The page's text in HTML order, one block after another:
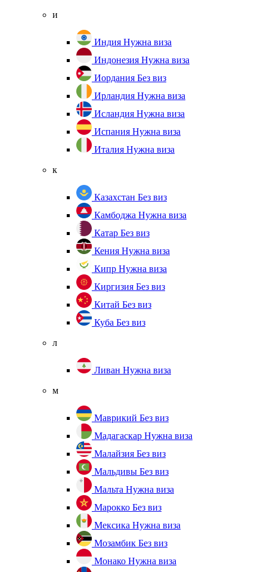
и
Индия Нужна виза
Индонезия Нужна виза
Иордания Без виз
Ирландия Нужна виза
Исландия Нужна виза
Испания Нужна виза
Италия Нужна виза
к
Казахстан Без виз
Камбоджа Нужна виза
Катар Без виз
Кения Нужна виза
Кипр Нужна виза
Киргизия Без виз
Китай Без виз
Куба Без виз
л
Ливан Нужна виза
м
Маврикий Без виз
Мадагаскар Нужна виза
Малайзия Без виз
Мальдивы Без виз
Мальта Нужна виза
Марокко Без виз
Мексика Нужна виза
Мозамбик Без виз
Монако Нужна виза